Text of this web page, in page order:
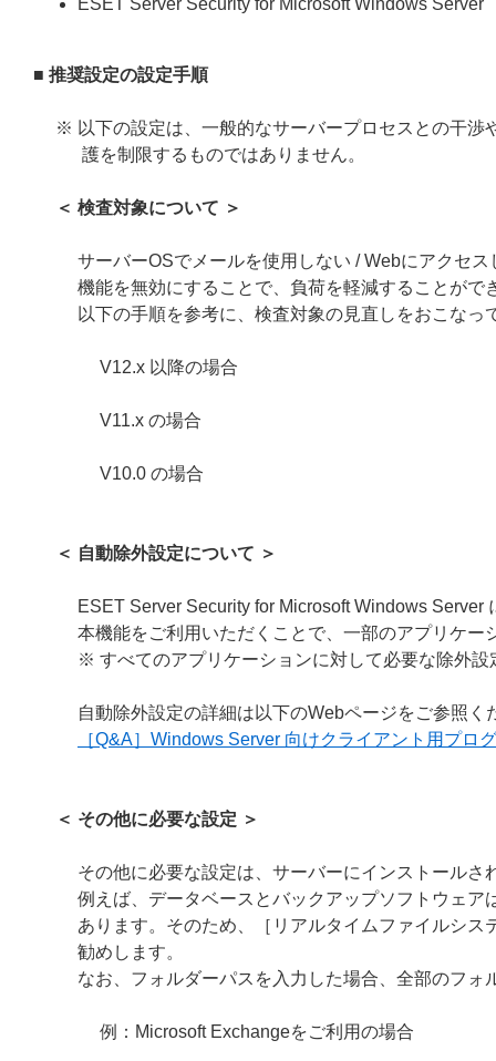
ESET Server Security for Microsoft Windows Server
■ 推奨設定の設定手順
※ 以下の設定は、一般的なサーバープロセスとの干渉
護を制限するものではありません。
＜ 検査対象について ＞
サーバーOSでメールを使用しない / Webにアクセ
機能を無効にすることで、負荷を軽減することがで
以下の手順を参考に、検査対象の見直しをおこなっ
V12.x 以降の場合
V11.x の場合
V10.0 の場合
＜ 自動除外設定について ＞
ESET Server Security for Microsoft Windows
本機能をご利用いただくことで、一部のアプリケ
※ すべてのアプリケーションに対して必要な除外
自動除外設定の詳細は以下のWebページをご参照く
［Q&A］Windows Server 向けクライアント用プロ
＜ その他に必要な設定 ＞
その他に必要な設定は、サーバーにインストール
例えば、データベースとバックアップソフトウェ
あります。そのため、［リアルタイムファイルシ
勧めします。
なお、フォルダーパスを入力した場合、全部のフ
例：Microsoft Exchangeをご利用の場合